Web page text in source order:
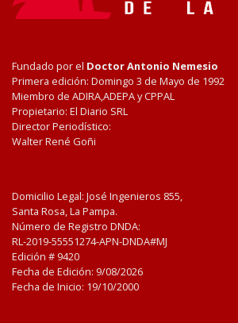
Fundado por el Doctor Antonio Nemesio
Primera edición: Domingo 3 de Mayo de 1992
Miembro de ADIRA,ADEPA y CPPAL
Propietario: El Diario SRL
Director Periodístico:
Walter René Goñi
Domicilio Legal: José Ingenieros 855,
Santa Rosa, La Pampa.
Número de Registro DNDA:
RL-2019-55551274-APN-DNDA#MJ
Edición # 9420
Fecha de Edición: 9/08/2026
Fecha de Inicio: 19/10/2000